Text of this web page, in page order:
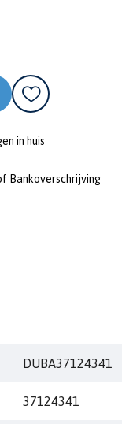
in huis
Bankoverschrijving
DUBA37124341
37124341